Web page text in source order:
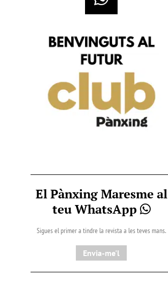
El Pànxing Maresme al
teu WhatsApp
Sigues el primer a tindre la revista a les teves mans.
Envia-me'l